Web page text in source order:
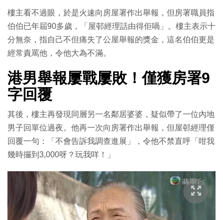
樓主看不過眼，於是火速向房屋署作出舉報，但房署職員指
伯伯已年屆90多歲，「屋邨經理話由得佢喎」。樓主表示十
分無奈，指自己不但痛失了公屋舉報的獎金，這名伯伯更是
經常責罵他，令他大為不滿。
港男舉報屢戰屢敗！僅獲房署9
字回覆
其後，樓主再發現同層另一名鄰居婆婆，疑似帶了一位內地
男子回單位過夜。他再一次向房署作出舉報，但屋邨經理僅
回覆一句：「不會告訴我調查進展」，令他不禁直呼「咁我
幾時攞到3,000呀？玩我咩！」